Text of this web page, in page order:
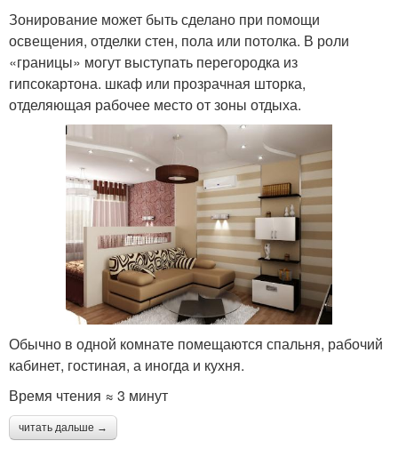
Зонирование может быть сделано при помощи
освещения, отделки стен, пола или потолка. В роли
«границы» могут выступать перегородка из
гипсокартона. шкаф или прозрачная шторка,
отделяющая рабочее место от зоны отдыха.
Обычно в одной комнате помещаются спальня, рабочий
кабинет, гостиная, а иногда и кухня.
Время чтения ≈ 3 минут
читать дальше →